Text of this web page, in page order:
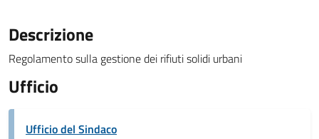
Descrizione
Regolamento sulla gestione dei rifiuti solidi urbani
Ufficio
Ufficio del Sindaco